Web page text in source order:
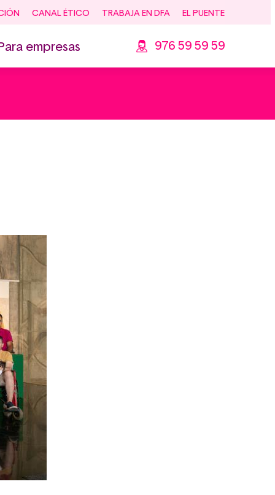
CANAL ÉTICO TRABAJA EN DFA EL PUENTE
empresas 976 59 59 59